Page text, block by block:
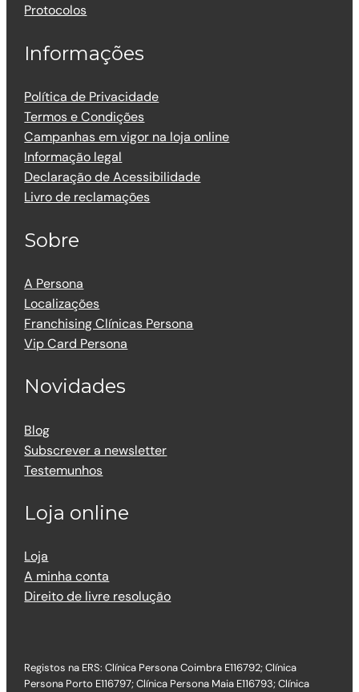
Protocolos
Informações
Política de Privacidade
Termos e Condições
Campanhas em vigor na loja online
Informação legal
Declaração de Acessibilidade
Livro de reclamações
Sobre
A Persona
Localizações
Franchising Clínicas Persona
Vip Card Persona
Novidades
Blog
Subscrever a newsletter
Testemunhos
Loja online
Loja
A minha conta
Direito de livre resolução
Registos na ERS: Clínica Persona Coimbra E116792; Clínica
Persona Porto E116797; Clínica Persona Maia E116793; Clínica